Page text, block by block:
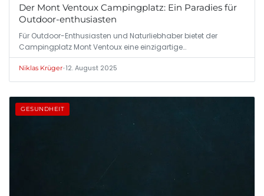
Der Mont Ventoux Campingplatz: Ein Paradies für
Outdoor-enthusiasten
Für Outdoor-Enthusiasten und Naturliebhaber bietet der
Campingplatz Mont Ventoux eine einzigartige…
Niklas Krüger•12. August 2025
GESUNDHEIT